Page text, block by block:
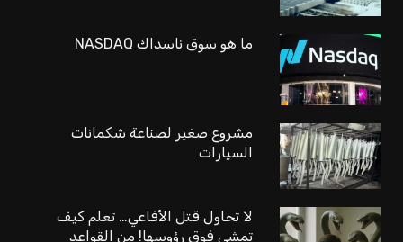
ما هو سوق ناسداك NASDAQ
مشروع صغير لصناعة شكمانات
السيارات
لا تحاول قتل الأفاعي… تعلم كيف
تمشي فوق رؤوسها! من القواعد